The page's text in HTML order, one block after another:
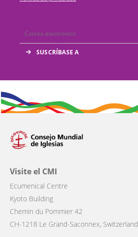
Visite el CMI
Ecumenical Centre
Kyoto Building
Chemin du Pommier 42
CH-1218 Le Grand-Saconnex, Switzerland